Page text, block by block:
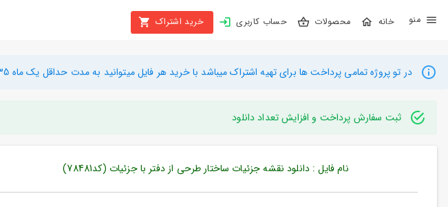
محصولات حساب کاربری خرید اشتراک
بستن
محصولات
اشتراک
در تو پروژه تمامی پرداخت ها برای تهیه اشتراک میباشد با خرید هر فایل میتوانید به مدت حداقل یک ماه 35 فایل را دانلود کنید
ثبت سفارش پرداخت و افزایش تعداد دانلود
نام فایل : دانلود نقشه جزئیات ساختار طرحی از دفتر با جزئیات (کد78481)